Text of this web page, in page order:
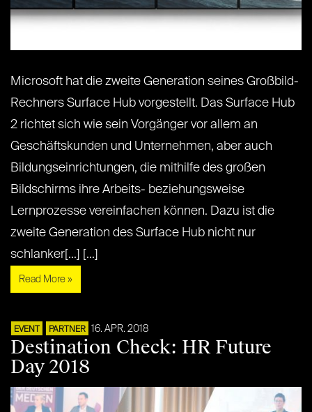
Microsoft hat die zweite Generation seines Großbild-
Rechners Surface Hub vorgestellt. Das Surface Hub
2 richtet sich wie sein Vorgänger vor allem an
Geschäftskunden und Unternehmen, aber auch
Bildungseinrichtungen, die mithilfe des großen
Bildschirms ihre Arbeits- beziehungsweise
Lernprozesse vereinfachen können. Dazu ist die
zweite Generation des Surface Hub nicht nur
schlanker[...] [...]
Read More »
EVENT PARTNER 16. APR. 2018
Destination Check: HR Future
Day 2018